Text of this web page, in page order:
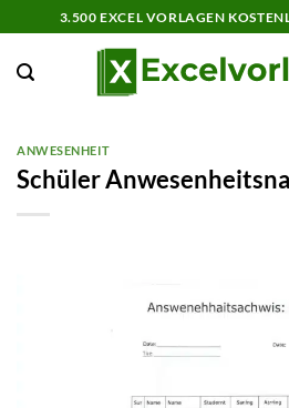
Inhalt
springen
3.500 EXCEL VORLAGEN
ANWESENHEIT
Schüler